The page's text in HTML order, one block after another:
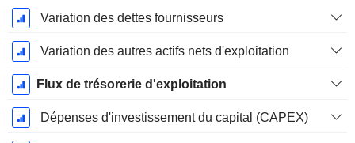
Variation des dettes fournisseurs
Variation des autres actifs nets d'exploitation
Flux de trésorerie d'exploitation
Dépenses d'investissement du capital (CAPEX)